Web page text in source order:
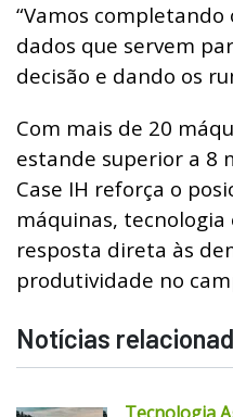
“Vamos
dados que servem
decisão e dando os
Com mais de 20
estande superior a 8
Case IH reforça o
máquinas, tecnologia
resposta direta às
produtividade no
Notícias